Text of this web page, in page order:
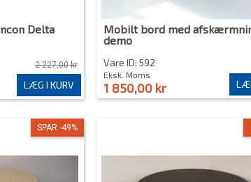
Delta
2 227,00 kr
LÆG I KURV
Mobilt bord med
demo
Vare ID: 592
Eksk. Moms
1 850,00 kr
SPAR -49%